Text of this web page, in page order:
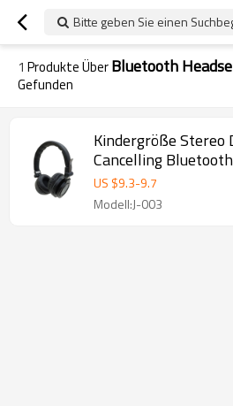
Bitte geben Sie einen
1 Produkte ÜberBluetooth
Gefunden
Kindergröße Stereo
Cancelling
US $9.3-9.7
Modell:J-003